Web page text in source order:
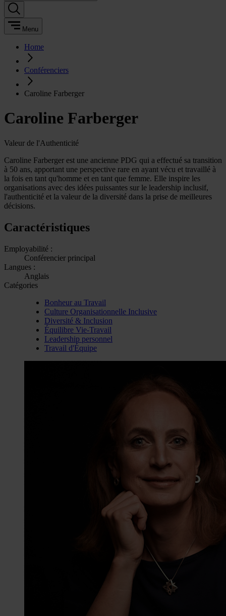
Menu
Home
Conférenciers
Caroline Farberger
Caroline Farberger
Valeur de l'Authenticité
Caroline Farberger est une ancienne PDG qui a effectué sa transition
à 50 ans, apportant une perspective rare en ayant vécu et travaillé à
la fois en tant qu'homme et en tant que femme. Elle inspire les
organisations avec des idées puissantes sur le leadership inclusif,
l'authenticité et la valeur de la diversité dans la prise de meilleures
décisions.
Caractéristiques
Employabilité :
Conférencier principal
Langues :
Anglais
Catégories
Bonheur au Travail
Culture Organisationnelle Inclusive
Diversité & Inclusion
Équilibre Vie-Travail
Leadership personnel
Travail d'Équipe